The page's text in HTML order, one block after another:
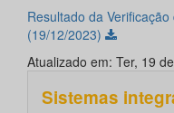
Resultado da
(19/12/2023)
Atualizado em: Ter, 19
Sistemas